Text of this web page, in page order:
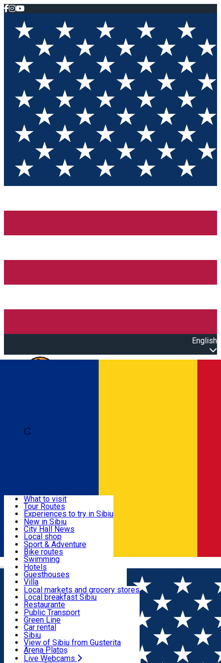
English
Română
Useful info
Activities & Adventure
Accommodation
Food, Drinks & Nightlife
Transport & Parking
Live Webcams
What to visit
Tour Routes
Experiences to try in Sibiu
Podcast
Culture
Museums
Churches
Parks, Zoo
County of Sibiu
New in Sibiu
City Hall News
Local shop
Sibiu artisans
Sibiul Verde
Public services
Education
How do I get to Sibiu
Tourist Info
Tour Guides
Guided tours
Publicații locale
Beauty salons
Sport & Adventure
Bike routes
Swimming
Riding
Indoor activities
Loc de joacă indoor
Loc de joacă outdoor
Ski
Ice skating
Yoga
Hotels
Guesthouses
Villa
Hostels
Motel
Camping
Renting rooms
Rooms for rent
Accommodation outside Sibiu
Local markets and grocery stores
Local breakfast Sibiu
Restaurante
Pizza
Fast Food
Coffee
Sweets
Pub, Bar
Night clubs
Bakeries
Public Transport
Green Line
Car rental
Rent a bike
Scooter rentals
Taxi
Ride Sharing
Sibiu
View of Sibiu from Gusterita
Arena Platoș
Live Webcams